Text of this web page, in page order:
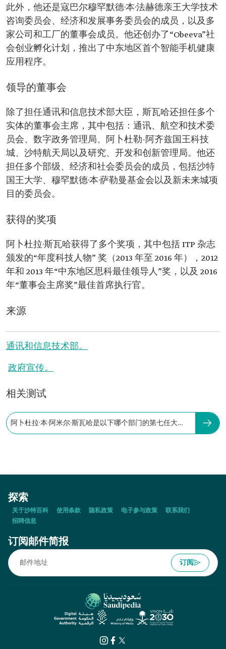
此外，他还是寇巴尔穆罕默德·本·法赫德亲王大学技术
咨询委员会、经济和发展事务委员会的成员，以及多
家公司和工厂的董事会成员。他还创办了“Obeeva”社
会创业孵化计划，推出了中东地区首个智能手机健康
应用程序。
领导的董事会
除了担任通讯和信息技术部大臣，斯瓦哈还担任多个
实体的董事会主席，其中包括：通讯、航空和技术委
员会、数字政务管理局、阿卜杜勒-阿齐兹国王科技
城、沙特航天局以及研究、开发和创新管理局。他还
担任多个部级、经济和社会委员会的成员，包括沙特
国王大学、穆罕默德·本·萨勒曼基金会以及新未来城项
目的委员会。
获得的奖项
阿卜杜拉·斯瓦哈获得了多个奖项，其中包括 ITP 杂志
颁发的“年度科技人物” 奖（2013 年至 2016 年），2012
年和 2013 年“中东地区思科最佳领导人”奖，以及 2016
年“董事会主席奖”最佳首席执行官。
来源
通讯和信息技术部。
政府宣传。
相关测试
阿卜杜拉·本·阿米尔·斯瓦哈是以下哪个部门的第七任大
探索
关于沙特百科 使用条款 隐私政策 电子参与政策
联系我们
招聘信息
订阅邮件简报
订阅